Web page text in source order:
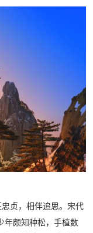
贞，相伴追思。宋代
年颇知种松，手植数